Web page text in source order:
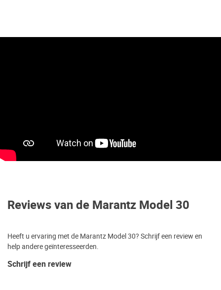
Reviews van de Marantz Model 30
Heeft u ervaring met de Marantz Model 30? Schrijf een review en
help andere geïnteresseerden.
Schrijf een review